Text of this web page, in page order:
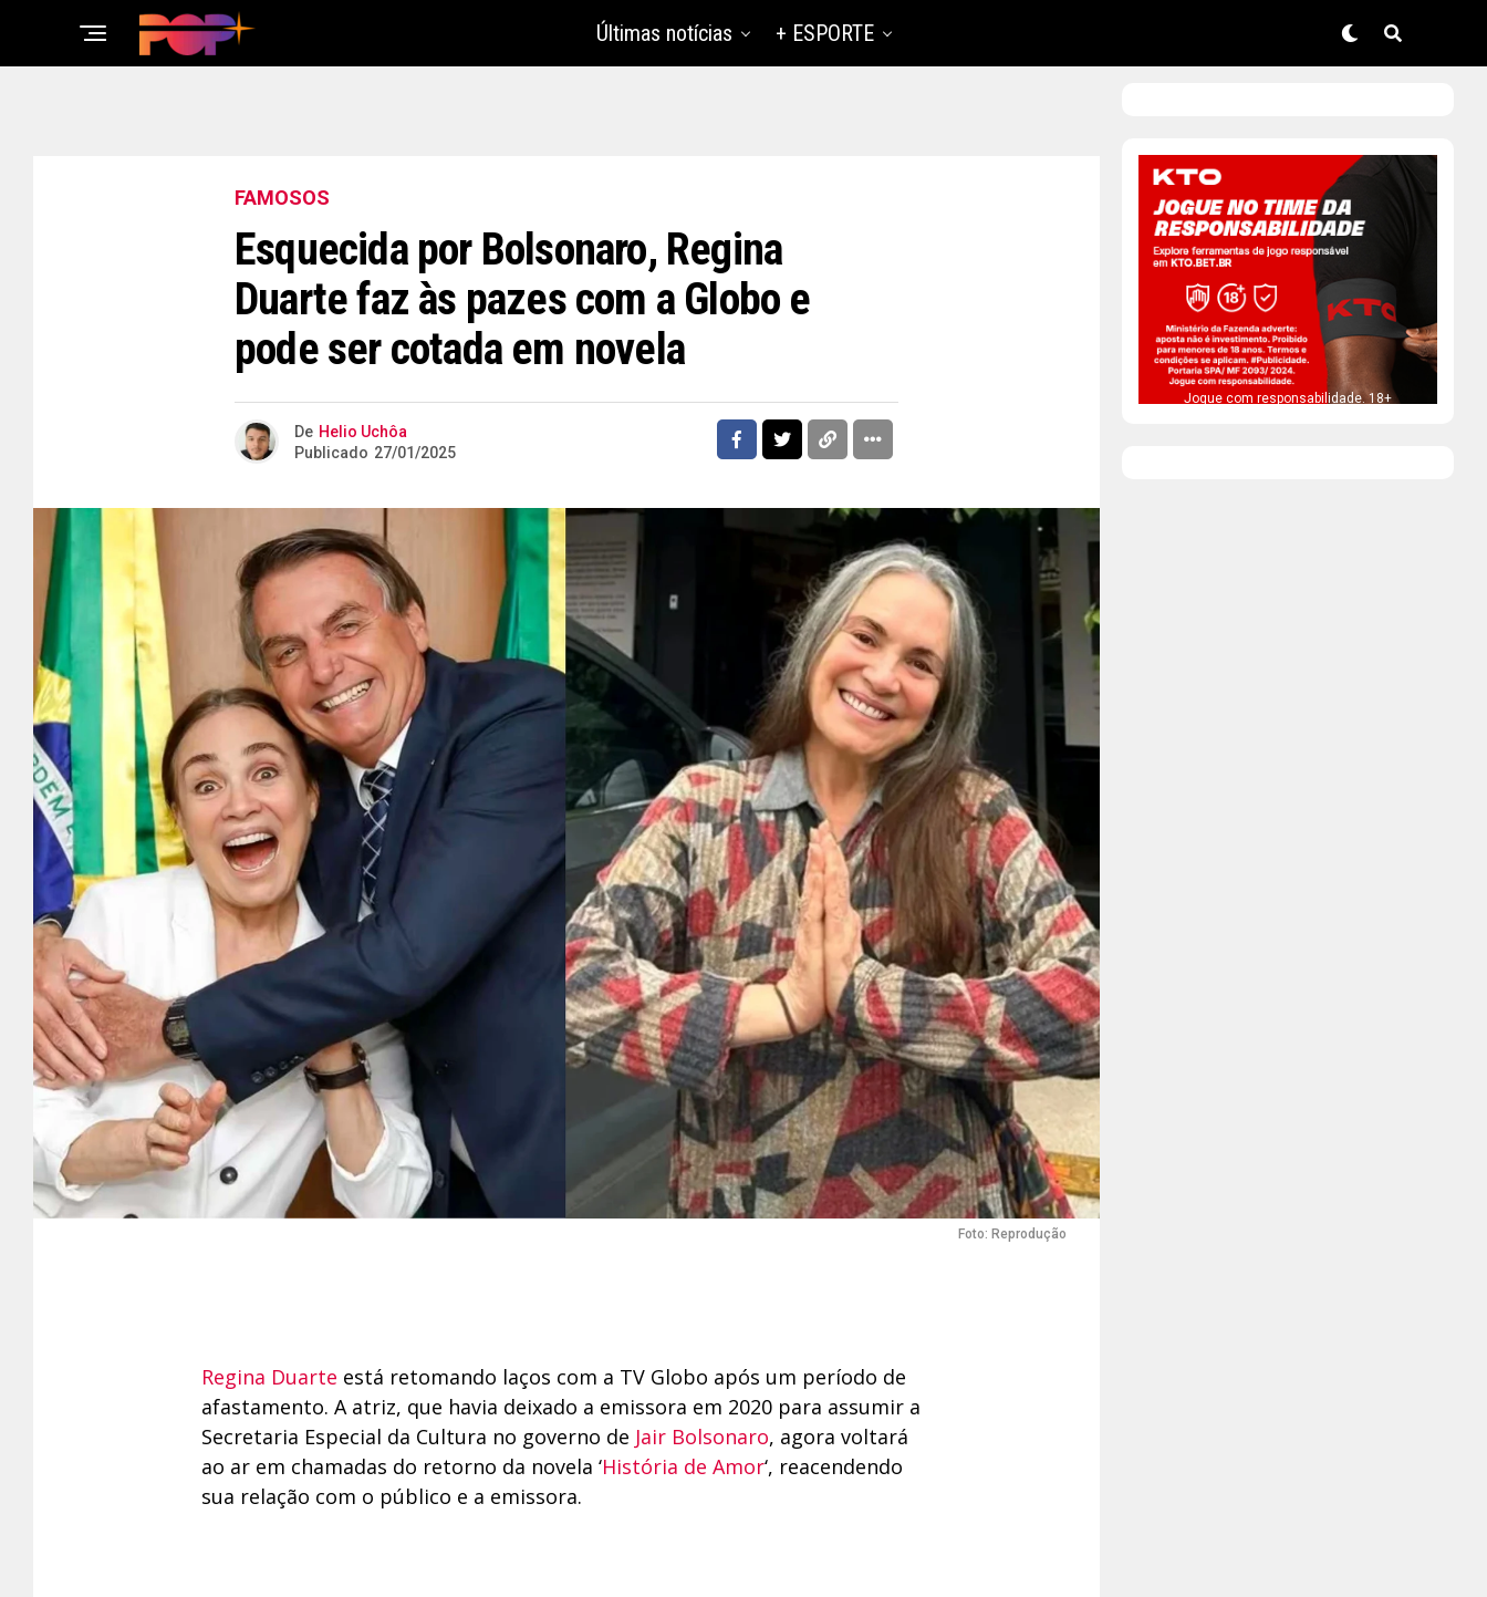
Últimas notícias + ESPORTE
FAMOSOS
Esquecida por Bolsonaro, Regina
Duarte faz às pazes com a Globo e
pode ser cotada em novela
De Helio Uchôa
Publicado 27/01/2025
Foto: Reprodução
Regina Duarte está retomando laços com a TV Globo após um período de
afastamento. A atriz, que havia deixado a emissora em 2020 para assumir a
Secretaria Especial da Cultura no governo de Jair Bolsonaro, agora voltará
ao ar em chamadas do retorno da novela ‘História de Amor‘, reacendendo
sua relação com o público e a emissora.
Jogue com responsabilidade. 18+